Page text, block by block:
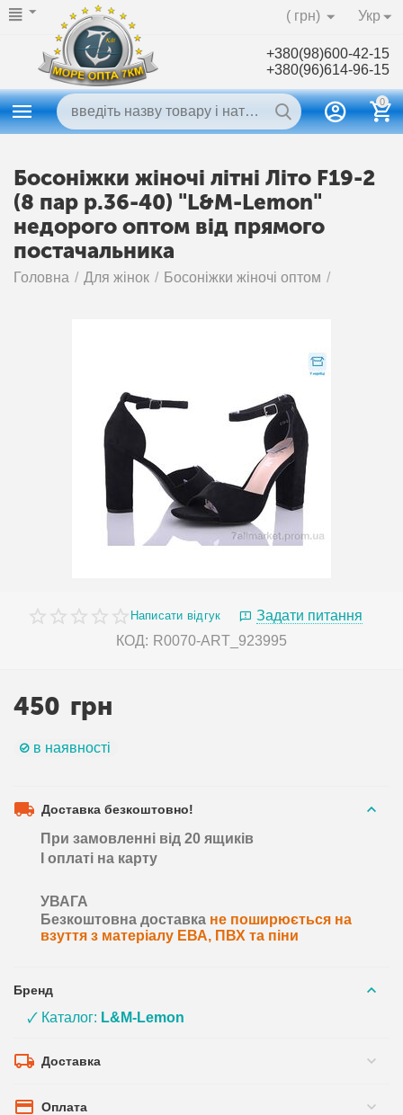
Укр
( грн)
+380(98)600-42-15
+380(96)614-96-15
0
Босоніжки жіночі літні Літо F19-2
(8 пар р.36-40) "L&M-Lemon"
недорого оптом від прямого
постачальника
Головна / Для жінок / Босоніжки жіночі оптом /
Написати відгук
Задати питання
КОД: R0070-ART_923995
450 грн
в наявності
Доставка безкоштовно!
При замовленні від 20 ящиків
І оплаті на карту
УВАГА
Безкоштовна доставка не поширюється на
взуття з матеріалу ЕВА, ПВХ та піни
Бренд
🗸 Каталог: L&M-Lemon
Доставка
Оплата